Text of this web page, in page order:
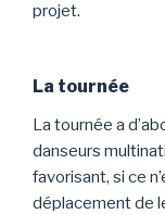
projet.
La tournée
La tournée a
danseurs
favorisant, si ce
déplacement de